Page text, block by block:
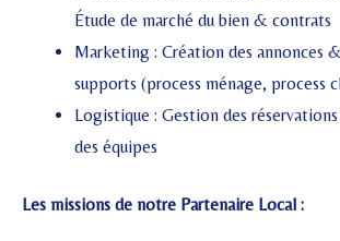
Étude de marché du bien & contrats
Marketing : Création des annonces &
supports (process ménage, process
Logistique : Gestion des réservations
des équipes
Les missions de notre Partenaire Local :